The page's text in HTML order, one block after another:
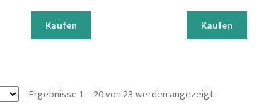
Kaufen Kaufen
Ergebnisse 1 – 20 von 23 werden angezeigt